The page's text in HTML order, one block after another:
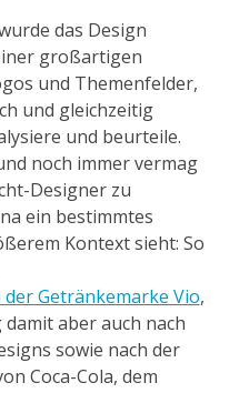
das Design
großartigen
und Themenfelder,
und gleichzeitig
und beurteile.
noch immer vermag
Designer zu
ein bestimmtes
Kontext sieht: So
Getränkemarke Vio,
aber auch nach
sowie nach der
Coca-Cola, dem